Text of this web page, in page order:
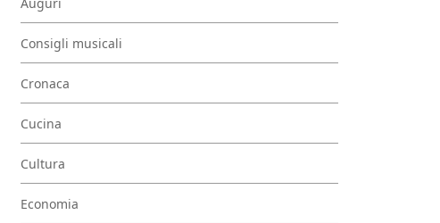
Consigli musicali
Cronaca
Cucina
Cultura
Economia